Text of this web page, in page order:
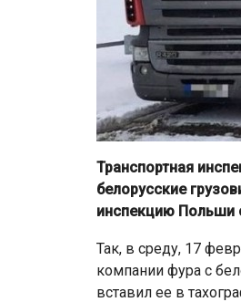
Транспортная
белорусские
инспекцию Польши
Так, в среду, 17
компании фура с
вставил ее в